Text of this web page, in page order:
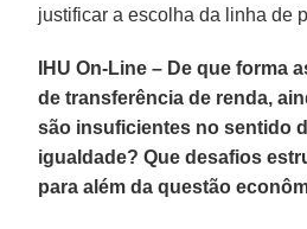
justificar a escolha da linha de
IHU On-Line – De que forma
de transferência de renda,
são insuficientes no sentido
igualdade? Que desafios
para além da questão